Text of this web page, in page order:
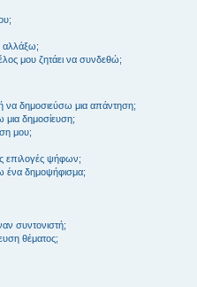
αλλάξω;
μου ζητάει να συνδεθώ;
δημοσιεύσω μια απάντηση;
δημοσίευση;
μου;
επιλογές ψήφων;
ένα δημοψήφισμα;
συντονιστή;
θέματος;